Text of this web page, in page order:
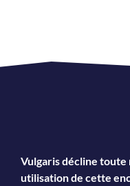
Vulgaris décline toute
utilisation de cette